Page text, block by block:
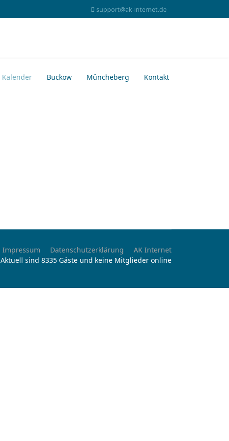
support@ak-internet.de
Kalender Buckow Müncheberg Kontakt
Impressum Datenschutzerklärung
AK Internet
Aktuell sind 8335 Gäste und keine Mitglieder online